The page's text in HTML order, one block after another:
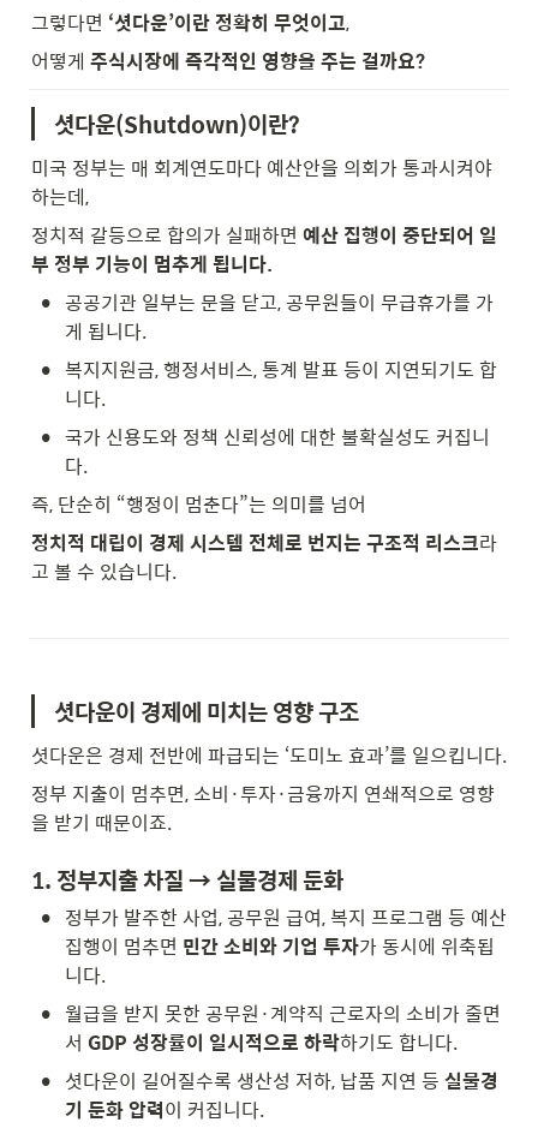
그렇다면 ‘셧다운’이란 정확히 무엇이고,
어떻게 주식시장에 즉각적인 영향을 주는 걸까요?
셧다운(Shutdown)이란?
미국 정부는 매 회계연도마다 예산안을 의회가 통과시켜야
하는데,
정치적 갈등으로 합의가 실패하면 예산 집행이 중단되어 일
부 정부 기능이 멈추게 됩니다.
• 공공기관 일부는 문을 닫고, 공무원들이 무급휴가를 가
게 됩니다.
• 복지지원금, 행정서비스, 통계 발표 등이 지연되기도 합
니다.
• 국가 신용도와 정책 신뢰성에 대한 불확실성도 커집니
다.
즉, 단순히 “행정이 멈춘다”는 의미를 넘어
정치적 대립이 경제 시스템 전체로 번지는 구조적 리스크라
고 볼 수 있습니다.
셧다운이 경제에 미치는 영향 구조
셧다운은 경제 전반에 파급되는 ‘도미노 효과’를 일으킵니다.
정부 지출이 멈추면, 소비·투자·금융까지 연쇄적으로 영향
을 받기 때문이죠.
1. 정부지출 차질 → 실물경제 둔화
• 정부가 발주한 사업, 공무원 급여, 복지 프로그램 등 예산
집행이 멈추면 민간 소비와 기업 투자가 동시에 위축됩
니다.
• 월급을 받지 못한 공무원·계약직 근로자의 소비가 줄면
서 GDP 성장률이 일시적으로 하락하기도 합니다.
• 셧다운이 길어질수록 생산성 저하, 납품 지연 등 실물경
기 둔화 압력이 커집니다.